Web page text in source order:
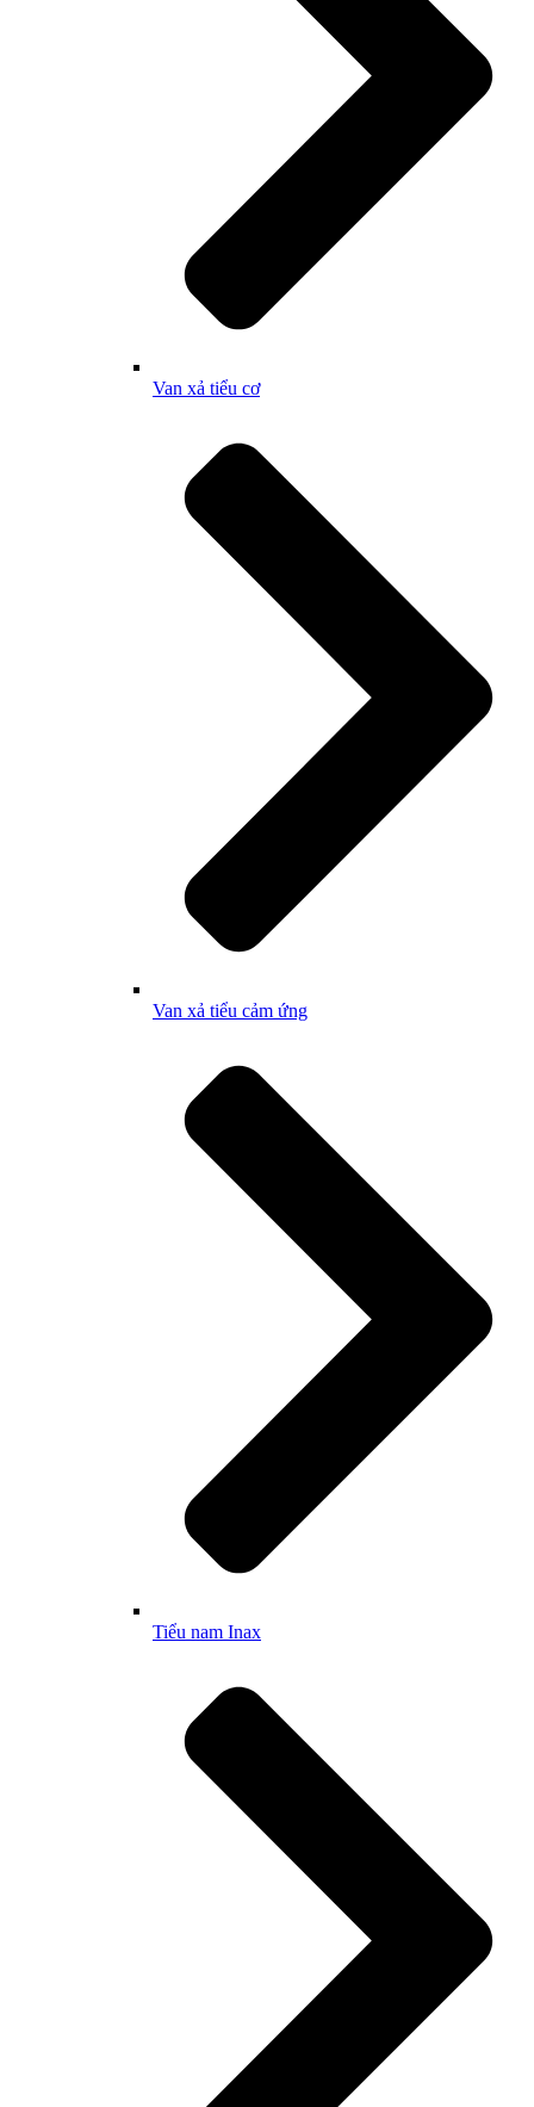
Van xả tiểu cơ
Van xả tiểu cảm ứng
Tiểu nam Inax